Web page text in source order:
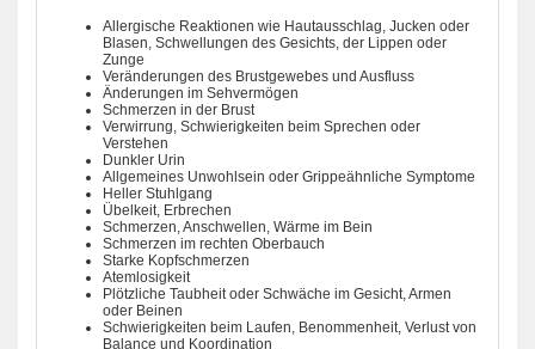
Allergische Reaktionen wie Hautausschlag, Jucken oder
Blasen, Schwellungen des Gesichts, der Lippen oder
Zunge
Veränderungen des Brustgewebes und Ausfluss
Änderungen im Sehvermögen
Schmerzen in der Brust
Verwirrung, Schwierigkeiten beim Sprechen oder
Verstehen
Dunkler Urin
Allgemeines Unwohlsein oder Grippeähnliche Symptome
Heller Stuhlgang
Übelkeit, Erbrechen
Schmerzen, Anschwellen, Wärme im Bein
Schmerzen im rechten Oberbauch
Starke Kopfschmerzen
Atemlosigkeit
Plötzliche Taubheit oder Schwäche im Gesicht, Armen
oder Beinen
Schwierigkeiten beim Laufen, Benommenheit, Verlust von
Balance und Koordination